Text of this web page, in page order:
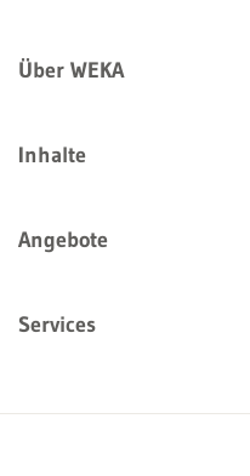
Über WEKA
Inhalte
Angebote
Services